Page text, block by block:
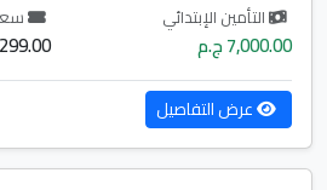
التأمين الإبتدائي
7,000.00 ج.م 299.00 ج.م
عرض التفاصيل